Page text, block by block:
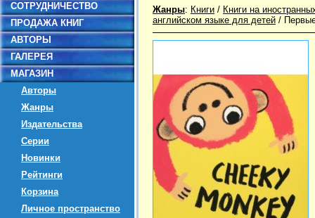
СОТРУДНИЧЕСТВО
ПРОДАЖА КНИГ
АВТОРЫ
ГАЛЕРЕЯ
МАГАЗИН
Авторы
Жанры
Издательства
Серии
Новинки
Рейтинги
Корзина
Личное пространство
Жанры: Книги / Книги на
английском языке для детей /